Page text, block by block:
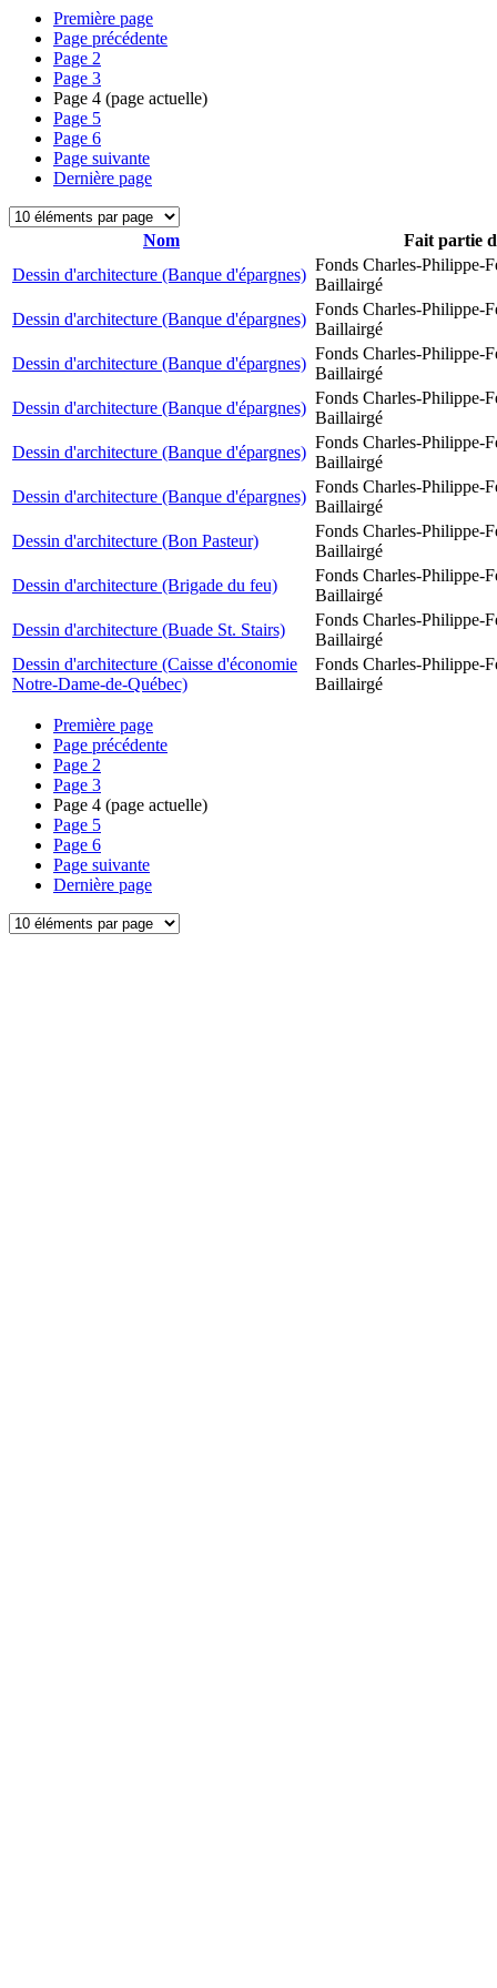
Première page
Page précédente
Page 2
Page 3
Page 4 (page actuelle)
Page 5
Page 6
Page suivante
Dernière page
Nom
Fait partie
Dessin d'architecture (Banque d'épargnes)
Fonds Charles-Philippe-
Baillairgé
Dessin d'architecture (Banque d'épargnes)
Fonds Charles-Philippe-
Baillairgé
Dessin d'architecture (Banque d'épargnes)
Fonds Charles-Philippe-
Baillairgé
Dessin d'architecture (Banque d'épargnes)
Fonds Charles-Philippe-
Baillairgé
Dessin d'architecture (Banque d'épargnes)
Fonds Charles-Philippe-
Baillairgé
Dessin d'architecture (Banque d'épargnes)
Fonds Charles-Philippe-
Baillairgé
Dessin d'architecture (Bon Pasteur)
Fonds Charles-Philippe-
Baillairgé
Dessin d'architecture (Brigade du feu)
Fonds Charles-Philippe-
Baillairgé
Dessin d'architecture (Buade St. Stairs)
Fonds Charles-Philippe-
Baillairgé
Dessin d'architecture (Caisse d'économie
Notre-Dame-de-Québec)
Fonds Charles-Philippe-
Baillairgé
Première page
Page précédente
Page 2
Page 3
Page 4 (page actuelle)
Page 5
Page 6
Page suivante
Dernière page